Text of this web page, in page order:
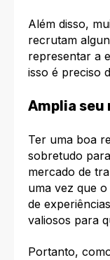
Além disso,
recrutam
representar a
isso é preciso
Amplia
Ter uma boa
sobretudo
mercado de
uma vez que
de
valiosos para
Portanto,